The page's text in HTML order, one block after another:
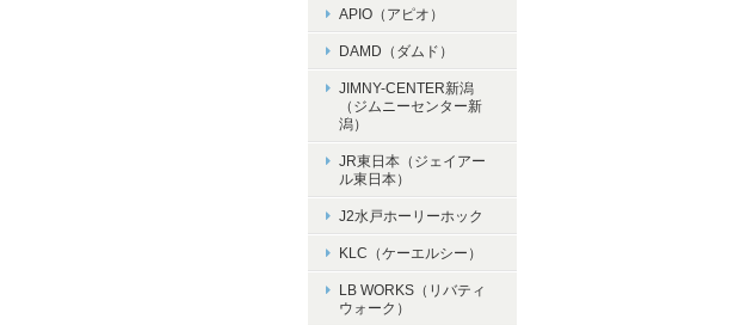
APIO（アピオ）
DAMD（ダムド）
JIMNY-CENTER新潟
（ジムニーセンター新
潟）
JR東日本（ジェイアー
ル東日本）
J2水戸ホーリーホック
KLC（ケーエルシー）
LB WORKS（リバティ
ウォーク）